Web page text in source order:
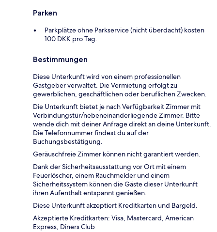
Parken
Parkplätze ohne Parkservice (nicht überdacht) kosten
100 DKK pro Tag.
Bestimmungen
Diese Unterkunft wird von einem professionellen
Gastgeber verwaltet. Die Vermietung erfolgt zu
gewerblichen, geschäftlichen oder beruflichen Zwecken.
Die Unterkunft bietet je nach Verfügbarkeit Zimmer mit
Verbindungstür/nebeneinanderliegende Zimmer. Bitte
wende dich mit deiner Anfrage direkt an deine Unterkunft.
Die Telefonnummer findest du auf der
Buchungsbestätigung.
Geräuschfreie Zimmer können nicht garantiert werden.
Dank der Sicherheitsausstattung vor Ort mit einem
Feuerlöscher, einem Rauchmelder und einem
Sicherheitssystem können die Gäste dieser Unterkunft
ihren Aufenthalt entspannt genießen.
Diese Unterkunft akzeptiert Kreditkarten und Bargeld.
Akzeptierte Kreditkarten: Visa, Mastercard, American
Express, Diners Club